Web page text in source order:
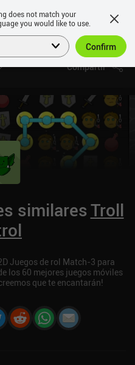
Compartir
similaresTroll
Juegos de rol Match-3 para
los 60 mejores juegos móviles
que te encantarán!
does not match your
you would like to use.
Confirm